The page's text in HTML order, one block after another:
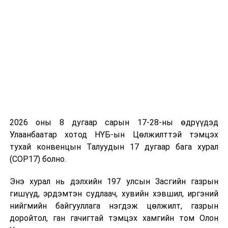
нөөц баялгийн яам хоорондын харилцан
ойлголцлын санамж бичиг”,
7. “Олон улсын худалдааны “Нэг цонх”-ны
Гаалийн ерөнхий газар, Бүгд Найрамдах
Хятад Ард Улсын Гаалийн ерөнхий газар
хоорондын ерөнхий хэлэлцээр”,
2026 оны 8 дугаар сарын 17-28-ны өдрүүдэд
Улаанбаатар хотод НҮБ-ын Цөлжилттэй тэмцэх
тухай конвенцын Талуудын 17 дугаар бага хурал
(COP17) болно.
Энэ хурал нь дэлхийн 197 улсын Засгийн газрын
гишүүд, эрдэмтэн судлаач, хувийн хэвшил, иргэний
нийгмийн байгууллага нэгдэж цөлжилт, газрын
доройтол, ган гачигтай тэмцэх хамгийн том Олон